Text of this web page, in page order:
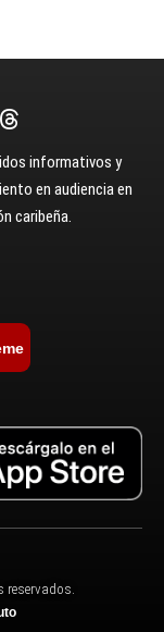
informativos y
en audiencia en
caribeña.
reservados.